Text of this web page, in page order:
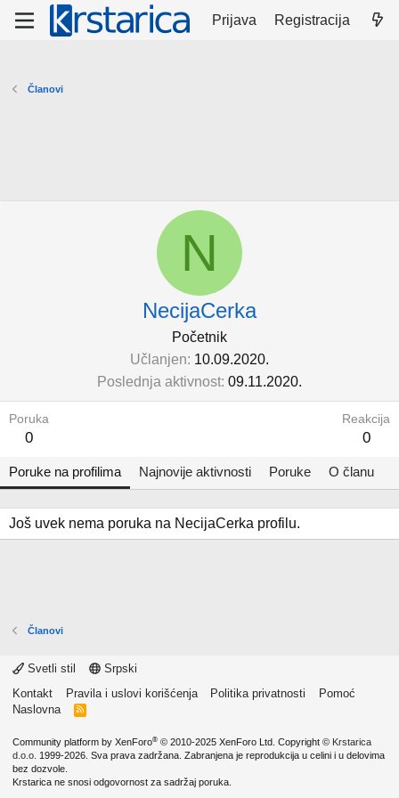
Prijava Registracija
Članovi
N
NecijaCerka
Početnik
Učlanjen 10.09.2020.
Poslednja aktivnost 09.11.2020.
Poruka
0
Reakcija
0
Poruke na profilima Najnovije aktivnosti Poruke O članu
Još uvek nema poruka na NecijaCerka profilu.
Članovi
Svetli stil
Srpski
Kontakt
Pravila i uslovi korišćenja Politika privatnosti
Pomoć
Naslovna
R
Community platform by XenForo® © 2010-2025 XenForo Ltd. Copyright © Krstarica
d.o.o. 1999-2026. Sva prava zadržana. Zabranjena je reprodukcija u celini i u delovima
bez dozvole.
Krstarica ne snosi odgovornost za sadržaj poruka.